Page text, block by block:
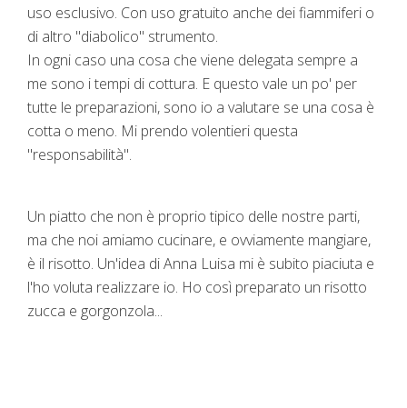
uso esclusivo. Con uso gratuito anche dei fiammiferi o
di altro "diabolico" strumento.
In ogni caso una cosa che viene delegata sempre a
me sono i tempi di cottura. E questo vale un po' per
tutte le preparazioni, sono io a valutare se una cosa è
cotta o meno. Mi prendo volentieri questa
"responsabilità".
Un piatto che non è proprio tipico delle nostre parti,
ma che noi amiamo cucinare, e ovviamente mangiare,
è il risotto. Un'idea di Anna Luisa mi è subito piaciuta e
l'ho voluta realizzare io. Ho così preparato un risotto
zucca e gorgonzola...